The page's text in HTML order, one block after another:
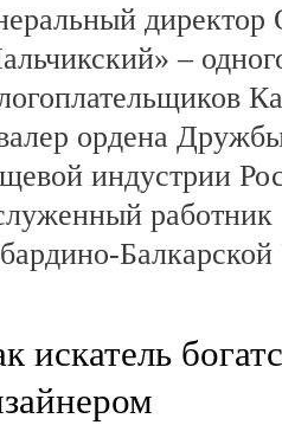
–
ордена
индустрии
работник
искатель